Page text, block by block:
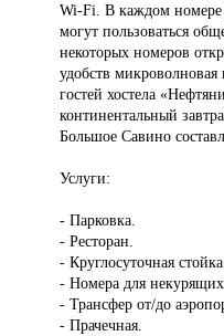
Wi-Fi. В каждом номере
могут пользоваться
некоторых номеров
удобств
гостей хостела
континентальный
Большое Савино
Услуги:
- Парковка.
- Ресторан.
- Круглосуточная
- Номера для
- Трансфер от/до
- Прачечная.